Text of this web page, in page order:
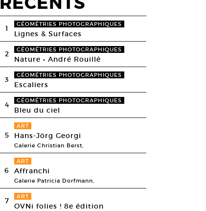
1 GÉOMÉTRIES PHOTOGRAPHIQUES
Lignes & Surfaces
2 GÉOMÉTRIES PHOTOGRAPHIQUES
Nature • André Rouillé
3 GÉOMÉTRIES PHOTOGRAPHIQUES
Escaliers
4 GÉOMÉTRIES PHOTOGRAPHIQUES
Bleu du ciel
5
ART
Hans-Jörg Georgi
Galerie Christian Berst,
6
ART
Affranchi
Galerie Patricia Dorfmann,
7 ART
OVNi folies ! 8e édition